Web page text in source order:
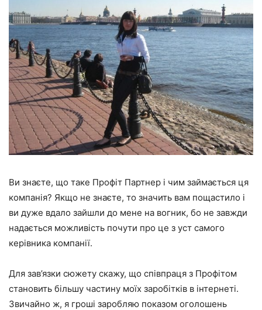
Ви знаєте, що таке Профіт Партнер і чим займається ця
компанія? Якщо не знаєте, то значить вам пощастило і
ви дуже вдало зайшли до мене на вогник, бо не завжди
надається можливість почути про це з уст самого
керівника компанії.
Для зав’язки сюжету скажу, що співпраця з Профітом
становить більшу частину моїх заробітків в інтернеті.
Звичайно ж, я гроші заробляю показом оголошень